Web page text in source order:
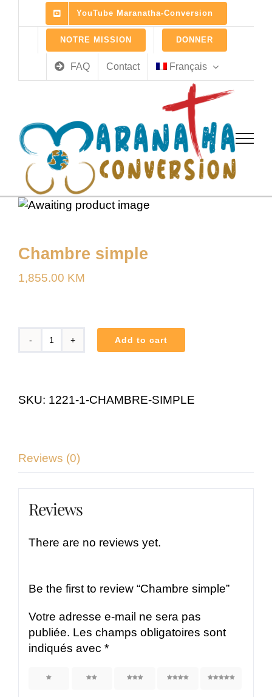
YouTube Maranatha-Conversion
NOTRE MISSION DONNER
FAQ Contact Français
Chambre simple
1,855.00 KM
Chambre
Add to cart
SKU: 1221-1-CHAMBRE-SIMPLE
Reviews (0)
Reviews
There are no reviews yet.
Be the first to review “Chambre simple”
Votre adresse e-mail ne sera pas
publiée. Les champs obligatoires sont
indiqués avec *
4 5